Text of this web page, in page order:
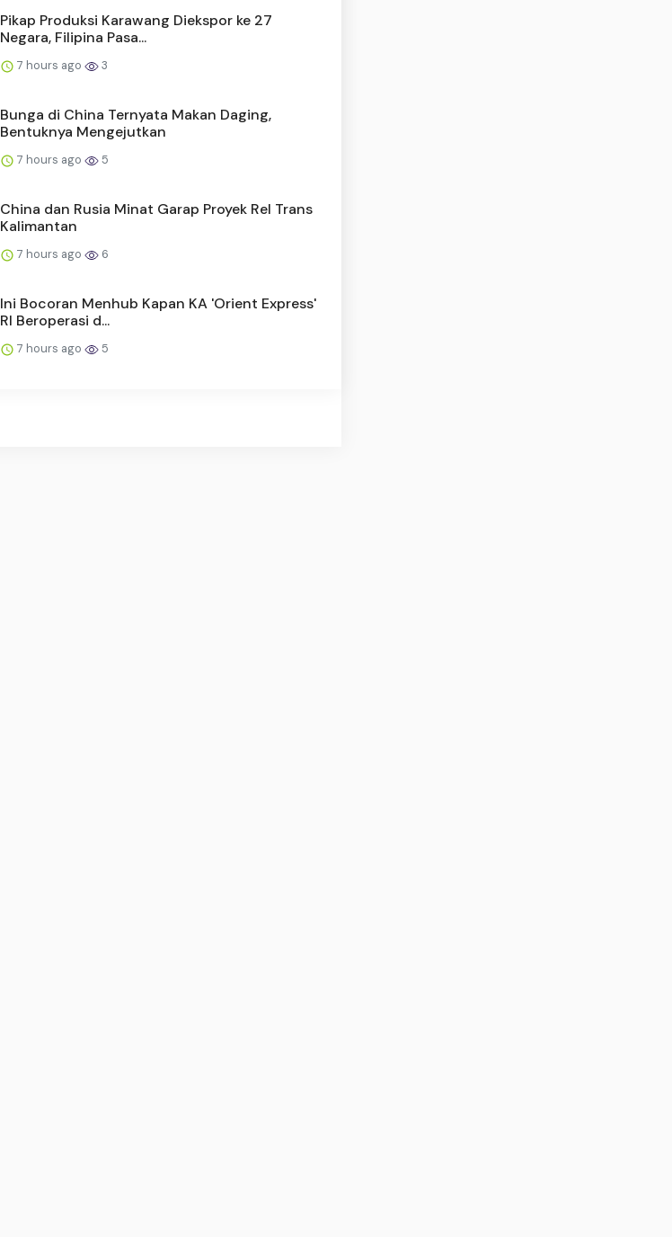
Pikap Produksi Karawang Diekspor ke 27
Negara, Filipina Pasa...
7 hours ago 3
Bunga di China Ternyata Makan Daging,
Bentuknya Mengejutkan
7 hours ago 5
China dan Rusia Minat Garap Proyek Rel Trans
Kalimantan
7 hours ago 6
Ini Bocoran Menhub Kapan KA 'Orient Express'
RI Beroperasi d...
7 hours ago 5